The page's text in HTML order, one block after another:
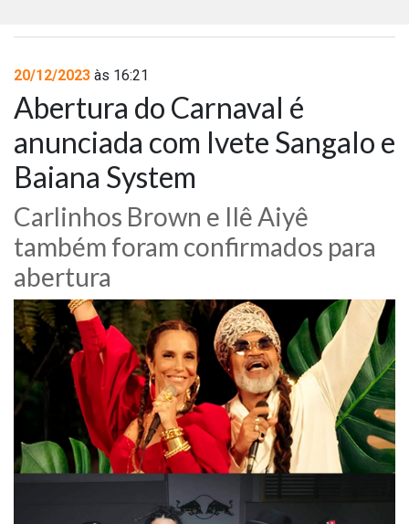
AGENDA
NOTÍCIAS
PROMOÇÕES
20/12/2023 às 16:21
Abertura do Carnaval é
anunciada com Ivete Sangalo e
Baiana System
Carlinhos Brown e Ilê Aiyê
também foram confirmados para
abertura